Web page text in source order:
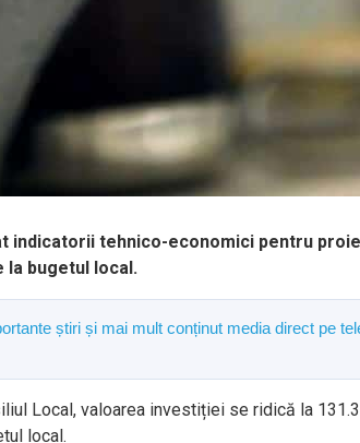
indicatorii tehnico-economici pentru
la bugetul local.
știri și mai mult conținut media direct pe
Local, valoarea investiției se ridică la
local.